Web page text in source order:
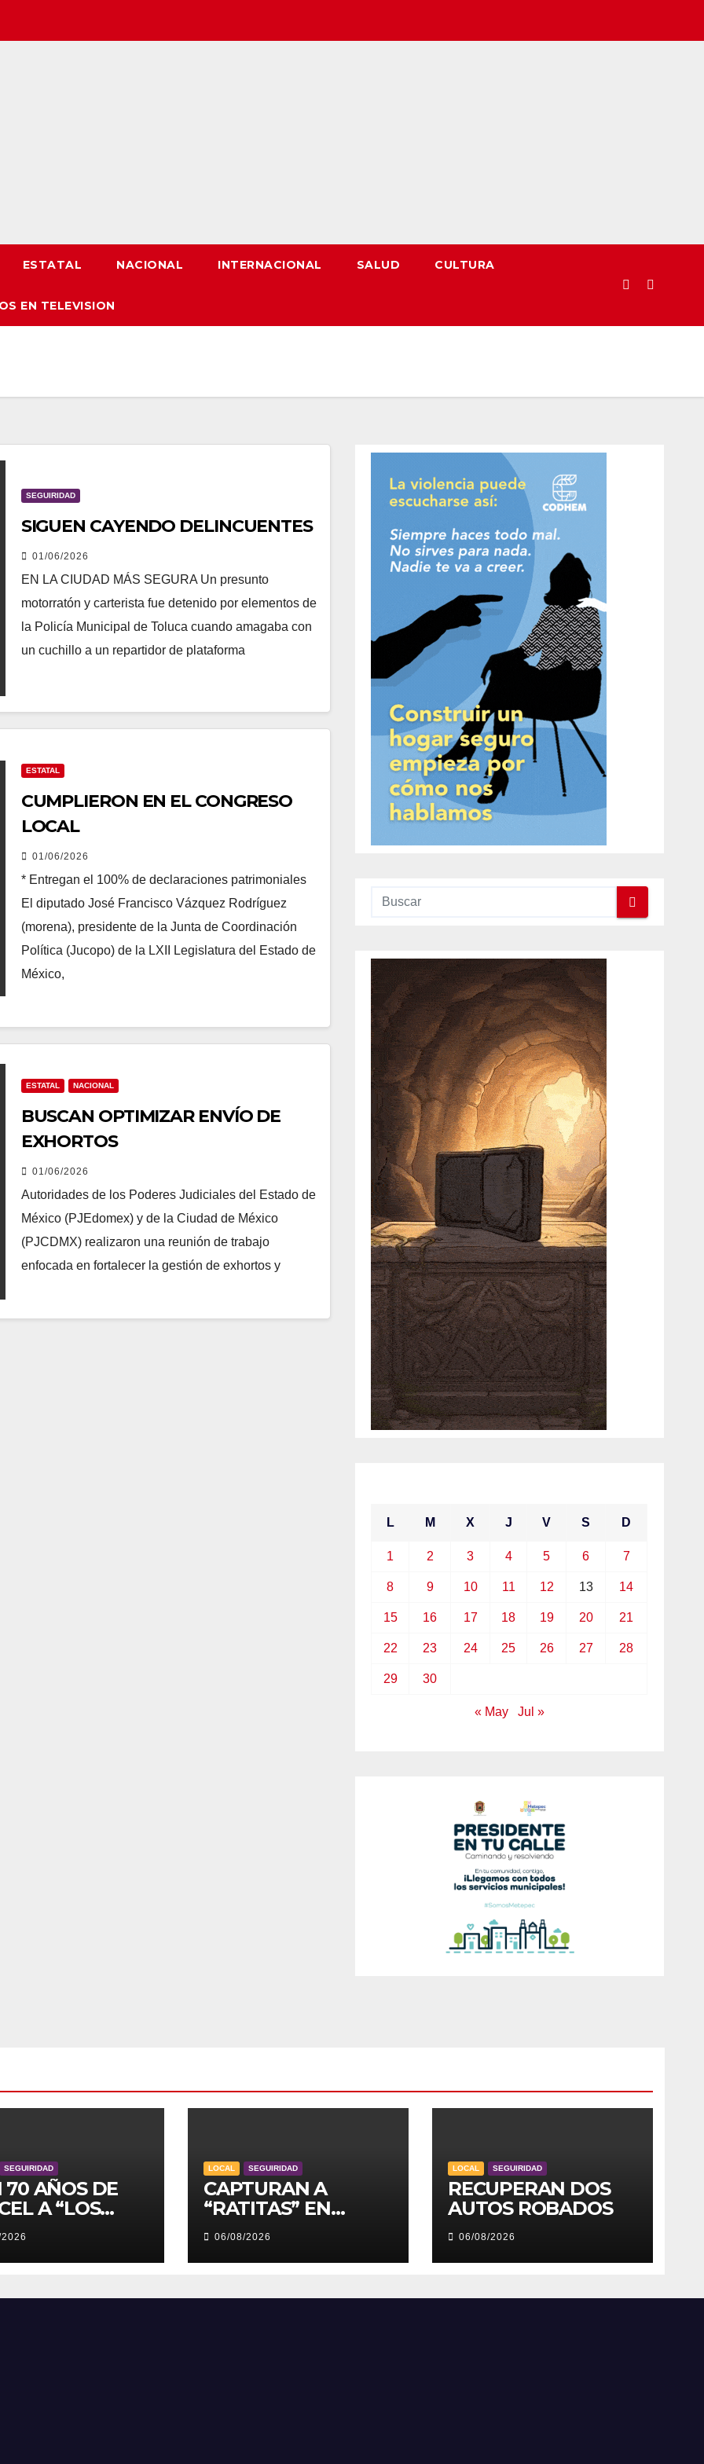
ESTATAL NACIONAL INTERNACIONAL SALUD CULTURA
EN TELEVISION
SEGUIRIDAD
SIGUEN CAYENDO DELINCUENTES
01/06/2026
EN LA CIUDAD MÁS SEGURA Un presunto
motorratón y carterista fue detenido por elementos de
la Policía Municipal de Toluca cuando amagaba con
un cuchillo a un repartidor de plataforma
ESTATAL
CUMPLIERON EN EL CONGRESO
LOCAL
01/06/2026
* Entregan el 100% de declaraciones patrimoniales
El diputado José Francisco Vázquez Rodríguez
(morena), presidente de la Junta de Coordinación
Política (Jucopo) de la LXII Legislatura del Estado de
México,
ESTATAL NACIONAL
BUSCAN OPTIMIZAR ENVÍO DE
EXHORTOS
01/06/2026
Autoridades de los Poderes Judiciales del Estado de
México (PJEdomex) y de la Ciudad de México
(PJCDMX) realizaron una reunión de trabajo
enfocada en fortalecer la gestión de exhortos y
L M X J V S D
1 2 3 4 5 6 7
8 9 10 11 12 13 14
15 16 17 18 19 20 21
22 23 24 25 26 27 28
29 30
« May Jul »
SEGUIRIDAD
70 AÑOS DE
A “LOS
LOCAL SEGUIRIDAD
CAPTURAN A
“RATITAS” EN
TOLUCA
06/08/2026
LOCAL SEGUIRIDAD
RECUPERAN DOS
AUTOS ROBADOS
06/08/2026